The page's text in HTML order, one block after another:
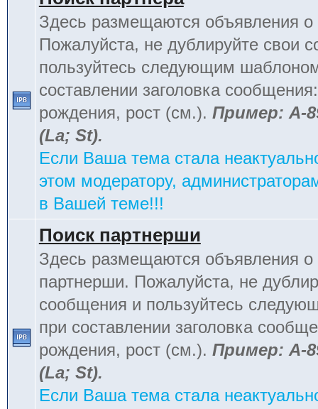
Здесь размещаются объявления о
Пожалуйста, не дублируйте свои
пользуйтесь следующим
составлении заголовка
рождения, рост (см.). Пример: А-
(La; St).
Если Ваша тема стала
этом модератору,
в Вашей теме!!!
Поиск партнерши
Здесь размещаются объявления о
партнерши. Пожалуйста, не
сообщения и пользуйтесь
при составлении заголовка
рождения, рост (см.). Пример: А-
(La; St).
Если Ваша тема стала